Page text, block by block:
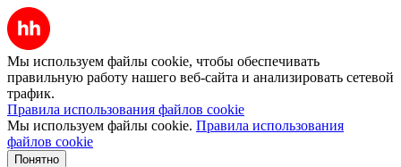
Мы используем файлы cookie, чтобы обеспечивать
правильную работу нашего веб-сайта и анализировать сетевой
трафик.
Правила использования файлов cookie
Мы используем файлы cookie. Правила использования
файлов cookie
Понятно